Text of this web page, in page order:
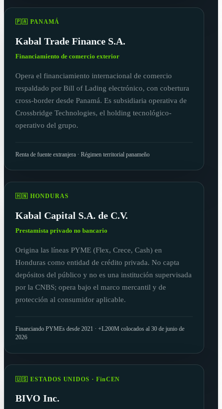
🇵🇦 PANAMÁ
Kabal Trade Finance S.A.
Financiamiento de comercio exterior
Opera el financiamiento internacional de comercio
respaldado por Bill of Lading electrónico, con cobertura
cross-border desde Panamá. Es subsidiaria operativa de
Crossbridge Technologies, el holding tecnológico-
operativo del grupo.
Renta de fuente extranjera · Régimen territorial panameño
🇭🇳 HONDURAS
Kabal Capital S.A. de C.V.
Prestamista privado no bancario
Origina las líneas PYME (Flex, Crece, Cash) en
Honduras como entidad de crédito privada. No capta
depósitos del público y no es una institución supervisada
por la CNBS; opera bajo el marco mercantil y de
protección al consumidor aplicable.
Financiando PYMEs desde 2021 · +L200M colocados al 30 de junio de
2026
🇺🇸 ESTADOS UNIDOS · FinCEN
BIVO Inc.